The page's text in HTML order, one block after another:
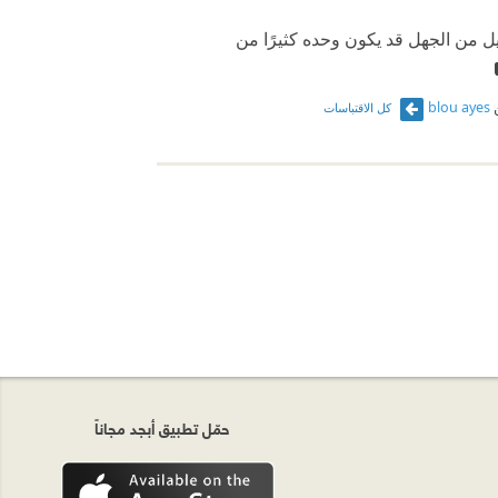
من الجهل قد يكون وحده كثيرًا من
blou ayes كل الاقتباسات
حمّل تطبيق أبجد مجاناً